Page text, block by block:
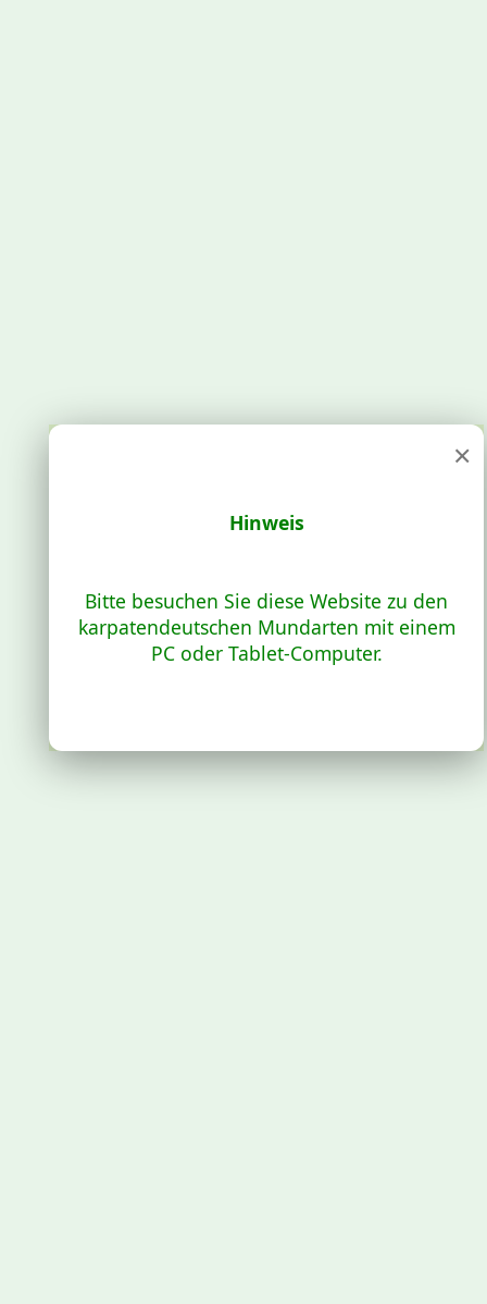
×
Hinweis
Bitte besuchen Sie diese Website zu den
karpatendeutschen Mundarten mit einem
PC oder Tablet-Computer.